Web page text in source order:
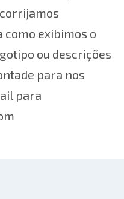
exibimos o
ou descrições
para nos
para